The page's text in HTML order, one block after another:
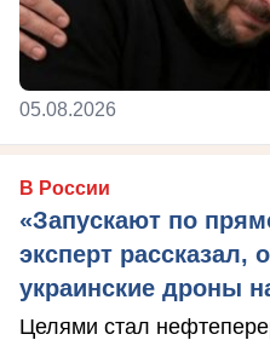
05.08.2026
В России
«Запускают по
эксперт рассказал,
украинские дроны
Целями стал